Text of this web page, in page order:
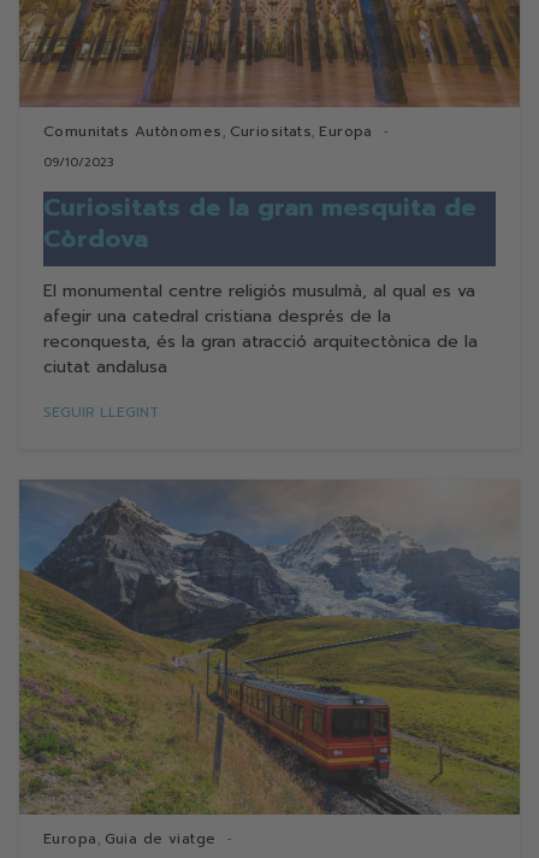
Comunitats Autònomes , Curiositats, Europa
09/10/2023
Curiositats de la gran mesquita de
Còrdova
El monumental centre religiós musulmà, al qual es va
afegir una catedral cristiana després de la
reconquesta, és la gran atracció arquitectònica de la
ciutat andalusa
SEGUIR LLEGINT
Europa Guia de viatge